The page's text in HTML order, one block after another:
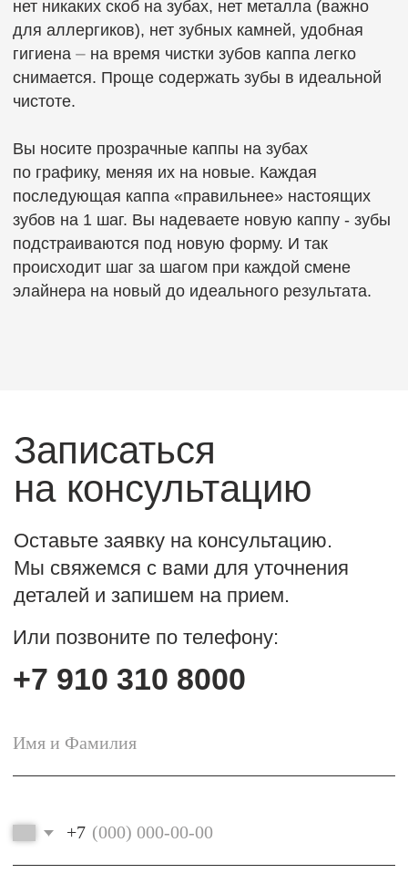
Клиника
Главная
Цены
Врачи
Виниры и коронки
Отбеливание зубов
Проф. гигиена
Пародонтология
Имплантация
Детская стоматология
Диагностика
Лечение корневых
Лечение кариеса
Интернет-сайт носит исключительно информационный
на сайте, не являются публичной офертой. Имеются
противопоказания. Необходима консультация врача.
Правовая информация
Примеры работ
Рекомендации пациентам
Icons made by Shmai from Flaticon